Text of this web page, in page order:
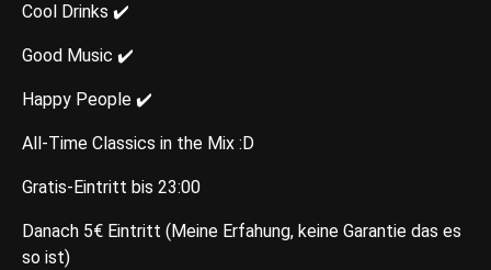
Cool Drinks ✔️
Good Music ✔️
Happy People ✔️
All-Time Classics in the Mix :D
Gratis-Eintritt bis 23:00
Danach 5€ Eintritt (Meine Erfahung, keine Garantie das es
so ist)